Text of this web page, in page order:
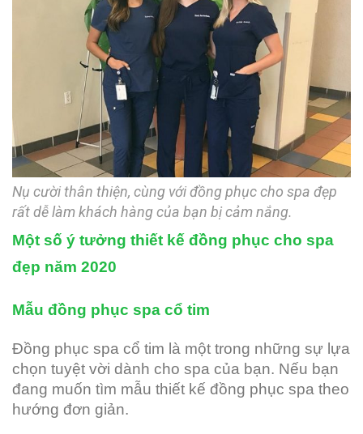
Nụ cười thân thiện, cùng với đồng phục cho spa đẹp
rất dễ làm khách hàng của bạn bị cảm nắng.
Một số ý tưởng thiết kế đồng phục cho spa
đẹp năm 2020
Mẫu đồng phục spa cổ tim
Đồng phục spa cổ tim là một trong những sự lựa
chọn tuyệt vời dành cho spa của bạn. Nếu bạn
đang muốn tìm mẫu thiết kế đồng phục spa theo
hướng đơn giản.